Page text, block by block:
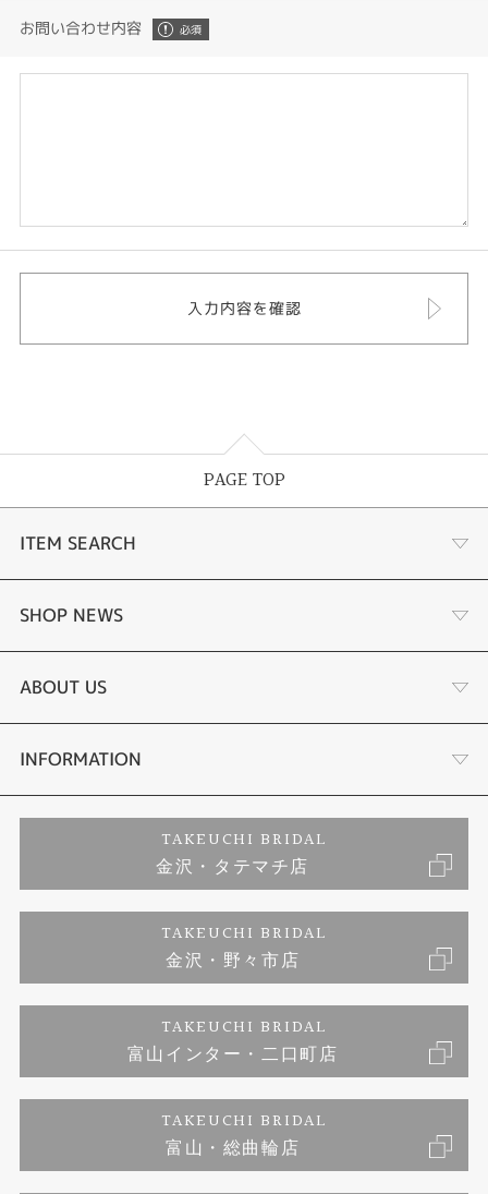
お問い合わせ内容
PAGE TOP
ITEM SEARCH
婚約指輪
結婚指輪
セットリング
婚約ネックレス
ダイヤモンド
ジュエリーリフォーム
SHOP NEWS
選ばれる理由まとめ
お客様の声
プロポーズサポート
ブランドリスト
福井指輪工房｜手作りペアリング
福井指輪工房｜手作り結婚指輪 and 婚約指輪
福井工房｜手作り婚約指輪プロポーズプラン
ABOUT US
会社概要
お客様の声
INFORMATION
プライバシーポリシー
TAKEUCHI BRIDAL
金沢・タテマチ店
TAKEUCHI BRIDAL
金沢・野々市店
TAKEUCHI BRIDAL
富山インター・二口町店
TAKEUCHI BRIDAL
富山・総曲輪店